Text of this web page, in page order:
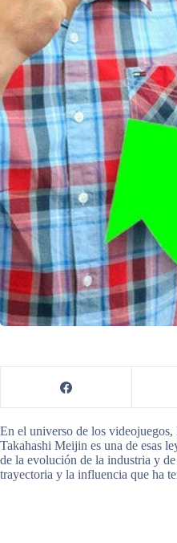
En el universo de los videojuegos,
Takahashi Meijin es una de esas
de la evolución de la industria y
trayectoria y la influencia que ha